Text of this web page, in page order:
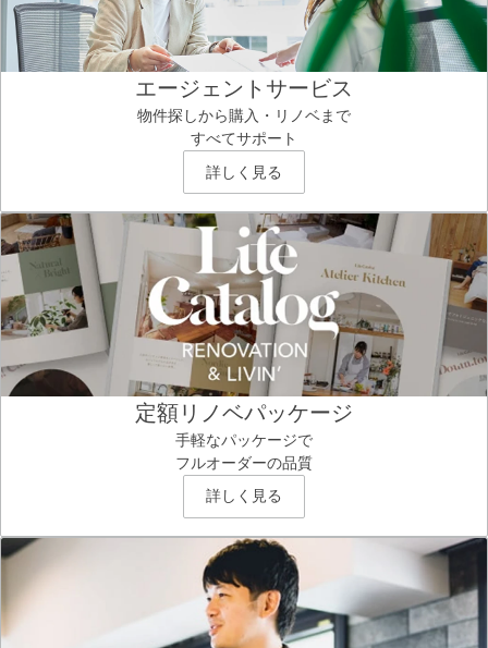
エージェントサービス
物件探しから購入・リノベまで
すべてサポート
詳しく見る
定額リノベパッケージ
手軽なパッケージで
フルオーダーの品質
詳しく見る